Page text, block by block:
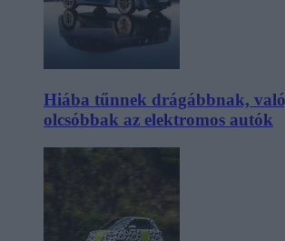
Hiába tűnnek drágábbnak,
olcsóbbak az elektromos autók